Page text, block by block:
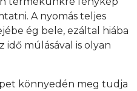
A nyomás teljes
ég bele, ezáltal hiába
idő múlásával is olyan
könnyedén meg tudja